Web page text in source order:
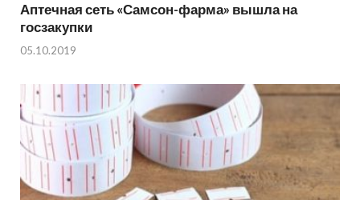
Аптечная сеть «Самсон-фарма» вышла на
госзакупки
05.10.2019